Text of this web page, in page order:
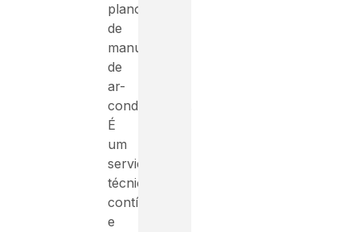
planos
de
manutenção
de
ar-
condicionado.
É
um
serviço
técnico,
contínuo
e